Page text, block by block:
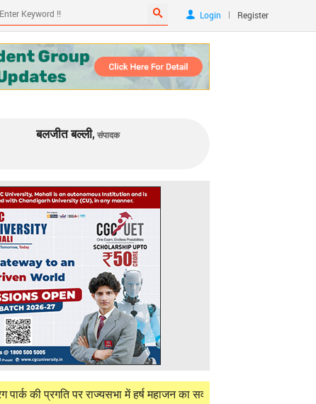
Login | Register
बलजीत बल्ली, संपादक
पर राज्यसभा में हर्ष महाजन का सवाल, केंद्र ने दी परियोजना की विस्तृत